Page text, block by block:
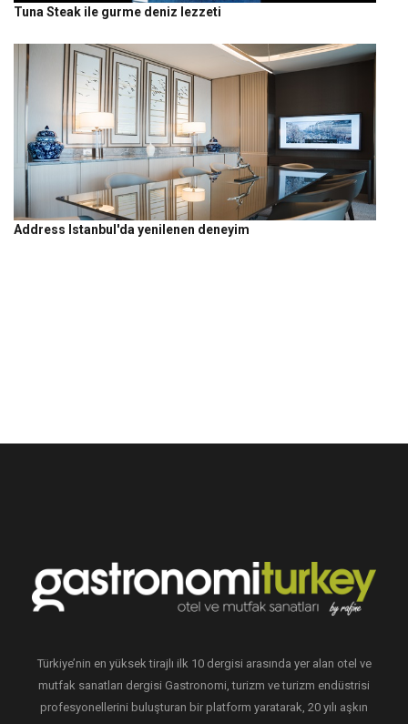
Tuna Steak ile gurme deniz lezzeti
Address Istanbul'da yenilenen deneyim
Türkiye’nin en yüksek tirajlı ilk 10 dergisi arasında yer alan otel ve
mutfak sanatları dergisi Gastronomi, turizm ve turizm endüstrisi
profesyonellerini buluşturan bir platform yaratarak, 20 yılı aşkın